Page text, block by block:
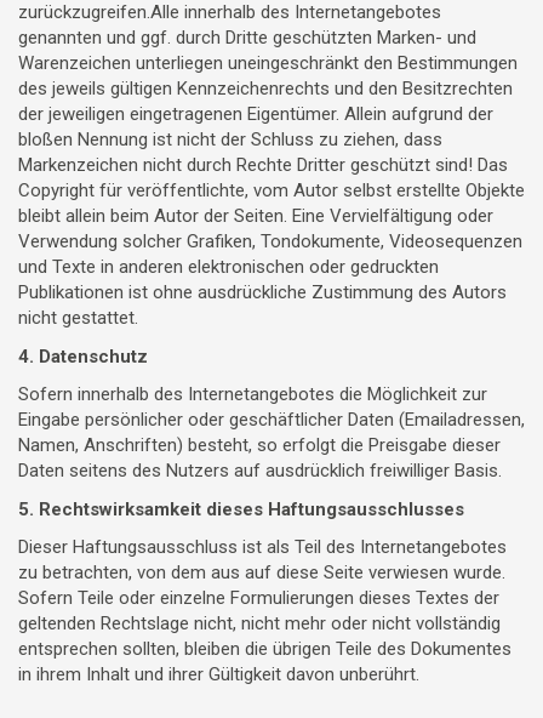
zurückzugreifen.Alle innerhalb des Internetangebotes
genannten und ggf. durch Dritte geschützten Marken- und
Warenzeichen unterliegen uneingeschränkt den Bestimmungen
des jeweils gültigen Kennzeichenrechts und den Besitzrechten
der jeweiligen eingetragenen Eigentümer. Allein aufgrund der
bloßen Nennung ist nicht der Schluss zu ziehen, dass
Markenzeichen nicht durch Rechte Dritter geschützt sind! Das
Copyright für veröffentlichte, vom Autor selbst erstellte Objekte
bleibt allein beim Autor der Seiten. Eine Vervielfältigung oder
Verwendung solcher Grafiken, Tondokumente, Videosequenzen
und Texte in anderen elektronischen oder gedruckten
Publikationen ist ohne ausdrückliche Zustimmung des Autors
nicht gestattet.
4. Datenschutz
Sofern innerhalb des Internetangebotes die Möglichkeit zur
Eingabe persönlicher oder geschäftlicher Daten (Emailadressen,
Namen, Anschriften) besteht, so erfolgt die Preisgabe dieser
Daten seitens des Nutzers auf ausdrücklich freiwilliger Basis.
5. Rechtswirksamkeit dieses Haftungsausschlusses
Dieser Haftungsausschluss ist als Teil des Internetangebotes
zu betrachten, von dem aus auf diese Seite verwiesen wurde.
Sofern Teile oder einzelne Formulierungen dieses Textes der
geltenden Rechtslage nicht, nicht mehr oder nicht vollständig
entsprechen sollten, bleiben die übrigen Teile des Dokumentes
in ihrem Inhalt und ihrer Gültigkeit davon unberührt.